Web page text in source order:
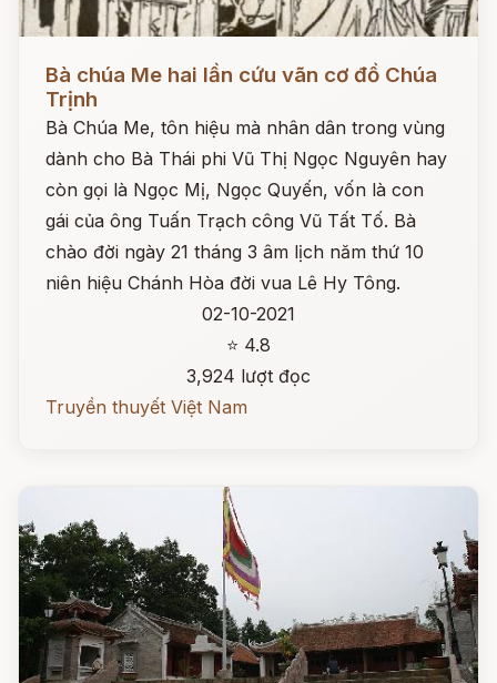
Bà chúa Me hai lần cứu vãn cơ đồ Chúa
Trịnh
Bà Chúa Me, tôn hiệu mà nhân dân trong vùng
dành cho Bà Thái phi Vũ Thị Ngọc Nguyên hay
còn gọi là Ngọc Mị, Ngọc Quyến, vốn là con
gái của ông Tuấn Trạch công Vũ Tất Tố. Bà
chào đời ngày 21 tháng 3 âm lịch năm thứ 10
niên hiệu Chánh Hòa đời vua Lê Hy Tông.
02-10-2021
⭐ 4.8
3,924 lượt đọc
Truyền thuyết Việt Nam